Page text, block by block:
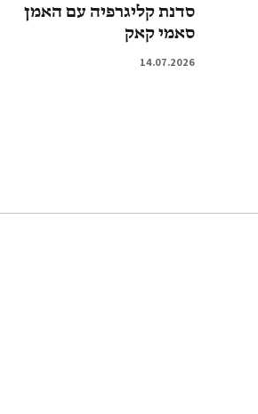
סדנת קליגרפיה עם האמן
סאמי קאק
14.07.2026